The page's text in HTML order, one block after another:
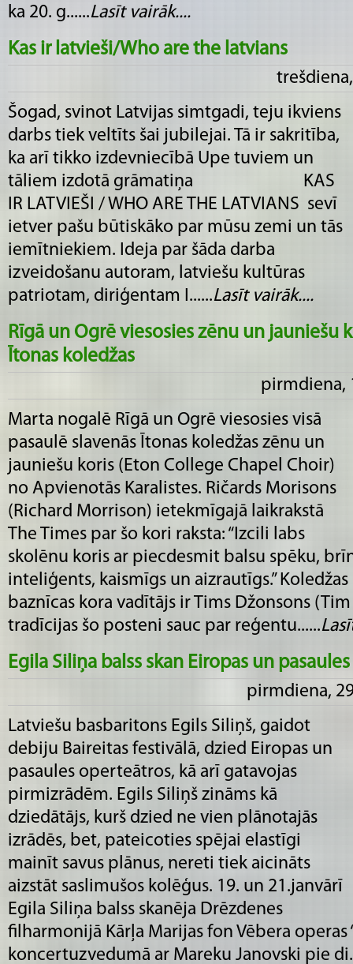
ka 20. g......Lasīt vairāk....
Kas ir latvieši/Who are the latvians
Šogad, svinot Latvijas simtgadi, teju ikviens
darbs tiek veltīts šai jubilejai. Tā ir sakritība,
ka arī tikko izdevniecībā Upe tuviem un
tāliem izdotā grāmatiņa KAS
IR LATVIEŠI / WHO ARE THE LATVIANS sevī
ietver pašu būtiskāko par mūsu zemi un tās
iemītniekiem. Ideja par šāda darba
izveidošanu autoram, latviešu kultūras
patriotam, diriģentam I......Lasīt vairāk....
Rīgā un Ogrē viesosies zēnu un jauniešu
Ītonas koledžas
pirmdiena,
Marta nogalē Rīgā un Ogrē viesosies visā
pasaulē slavenās Ītonas koledžas zēnu un
jauniešu koris (Eton College Chapel Choir)
no Apvienotās Karalistes. Ričards Morisons
(Richard Morrison) ietekmīgajā laikrakstā
The Times par šo kori raksta: “Izcili labs
skolēnu koris ar piecdesmit balsu spēku,
inteliģents, kaismīgs un aizrautīgs.”
baznīcas kora vadītājs ir Tims Džonsons
tradīcijas šo posteni sauc par reģentu......
Egila Siliņa balss skan Eiropas un
pirmdiena,
Latviešu basbaritons Egils Siliņš, gaidot
debiju Baireitas festivālā, dzied Eiropas un
pasaules operteātros, kā arī gatavojas
pirmizrādēm. Egils Siliņš zināms kā
dziedātājs, kurš dzied ne vien plānotajās
izrādēs, bet, pateicoties spējai elastīgi
mainīt savus plānus, nereti tiek aicināts
aizstāt saslimušos kolēģus. 19. un 21.janvārī
Egila Siliņa balss skanēja Drēzdenes
filharmonijā Kārļa Marijas fon Vēbera operas
koncertuzvedumā ar Mareku Janovski pie